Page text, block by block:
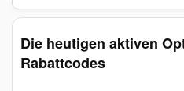
Die heutigen aktiven
Rabattcodes